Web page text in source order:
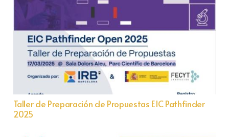
Taller de Preparación de Propuestas EIC Pathfinder
2025